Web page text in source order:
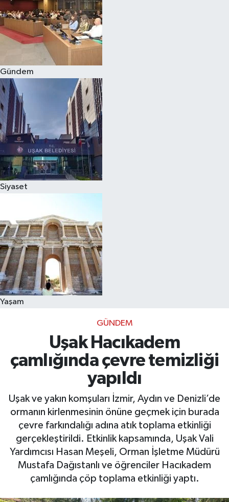
Gündem
Siyaset
Yaşam
GÜNDEM
Uşak Hacıkadem
çamlığında çevre temizliği
yapıldı
Uşak ve yakın komşuları İzmir, Aydın ve Denizli’de
ormanın kirlenmesinin önüne geçmek için burada
çevre farkındalığı adına atık toplama etkinliği
gerçekleştirildi. Etkinlik kapsamında, Uşak Vali
Yardımcısı Hasan Meşeli, Orman İşletme Müdürü
Mustafa Dağıstanlı ve öğrenciler Hacıkadem
çamlığında çöp toplama etkinliği yaptı.